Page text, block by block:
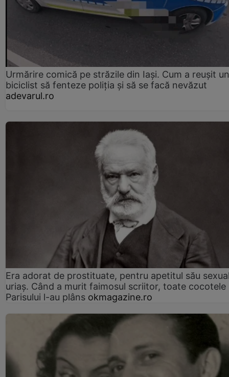
Urmărire comică pe străzile din Iași. Cum a reușit un
biciclist să fenteze poliția și să se facă nevăzut
adevarul.ro
Era adorat de prostituate, pentru apetitul său
uriaș. Când a murit faimosul scriitor, toate cocotele
Parisului l-au plâns okmagazine.ro